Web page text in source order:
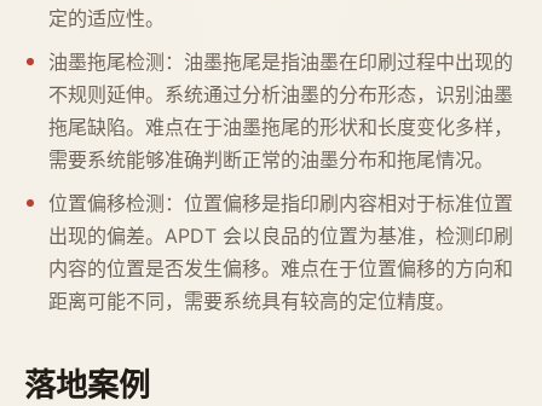
定的适应性。
油墨拖尾检测：油墨拖尾是指油墨在印刷过程中出现的
不规则延伸。系统通过分析油墨的分布形态，识别油墨
拖尾缺陷。难点在于油墨拖尾的形状和长度变化多样，
需要系统能够准确判断正常的油墨分布和拖尾情况。
位置偏移检测：位置偏移是指印刷内容相对于标准位置
出现的偏差。APDT 会以良品的位置为基准，检测印刷
内容的位置是否发生偏移。难点在于位置偏移的方向和
距离可能不同，需要系统具有较高的定位精度。
落地案例